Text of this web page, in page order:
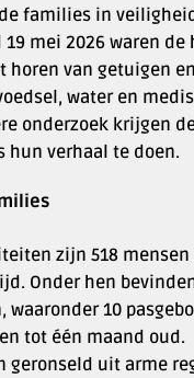
families in
19 mei 2026 waren
horen van getuigen
water en
onderzoek krijgen
hun verhaal te doen.
zijn 518
Onder hen
waaronder 10
tot één maand oud.
geronseld uit arme